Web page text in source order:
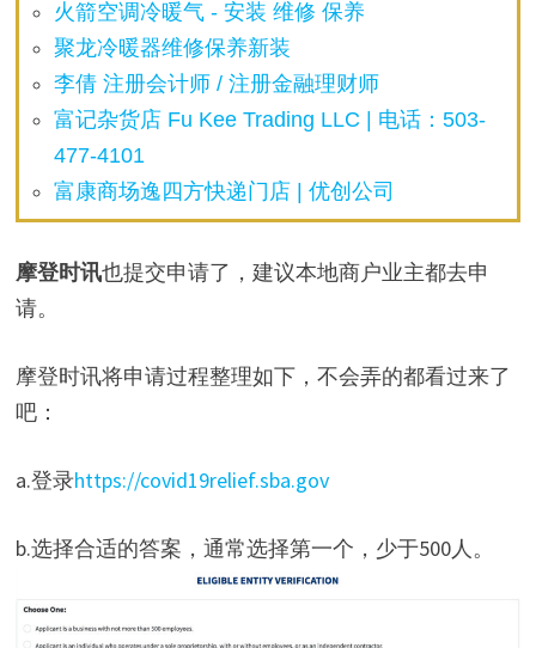
火箭空调冷暖气 - 安装 维修 保养
聚龙冷暖器维修保养新装
李倩 注册会计师 / 注册金融理财师
富记杂货店 Fu Kee Trading LLC | 电话：503-
477-4101
富康商场逸四方快递门店 | 优创公司
摩登时讯也提交申请了，建议本地商户业主都去申
请。
摩登时讯将申请过程整理如下，不会弄的都看过来了
吧：
a.登录https://covid19relief.sba.gov
b.选择合适的答案，通常选择第一个，少于500人。